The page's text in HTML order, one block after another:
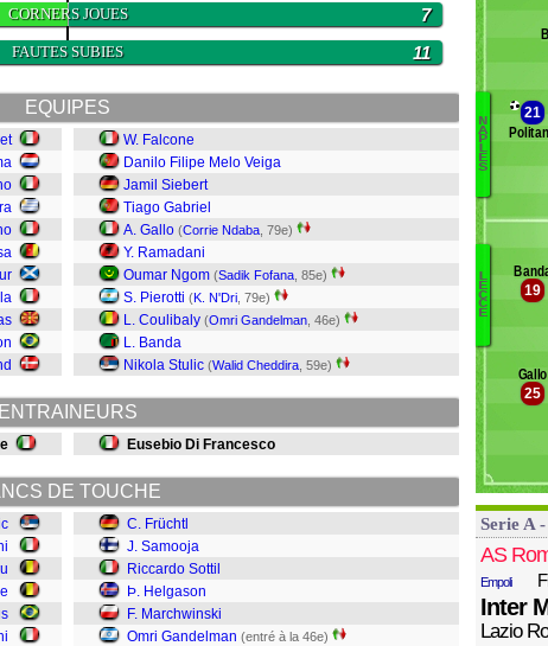
CORNERS JOUES 7
FAUTES SUBIES 11
EQUIPES
W. Falcone
Danilo Filipe Melo Veiga
Jamil Siebert
Tiago Gabriel
A. Gallo (Corrie Ndaba , 79e)
Y. Ramadani
Oumar Ngom (Sadik Fofana , 85e)
S. Pierotti (K. N'Dri , 79e)
L. Coulibaly (Omri Gandelman , 46e)
L. Banda
Nikola Stulic (Walid Cheddira , 59e)
ENTRAINEURS
Eusebio Di Francesco
DE TOUCHE
C. Früchtl
J. Samooja
Riccardo Sottil
Þ. Helgason
F. Marchwinski
Omri Gandelman (entré à la 46e)
Juan
De
Contini
N
A
P
L
E
S
Perez
Ndaba
Fofana
Sottil
L
E
C
C
E
21
25
Gallo
19
Serie A
AS
Empoli
Inter
Lazio